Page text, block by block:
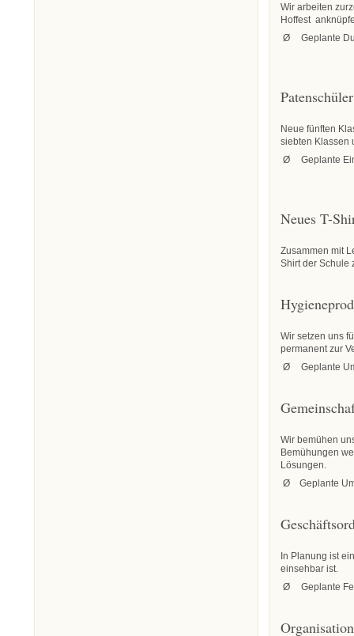
Wir arbeiten
Hoffest
Ø
Geplante
Patenschüler
Neue fünften
siebten Klassen
Ø
Geplante
Neues T-
Zusammen mit
Shirt der Schule
Wir setzen uns
permanent zur
Ø
Geplante
Wir bemühen
Bemühungen
Lösungen.
Ø
Geplante
In Planung ist
einsehbar ist.
Ø
Geplante